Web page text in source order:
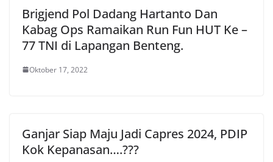
Brigjend Pol Dadang Hartanto Dan
Kabag Ops Ramaikan Run Fun HUT Ke –
77 TNI di Lapangan Benteng.
Oktober 17, 2022
Ganjar Siap Maju Jadi Capres 2024, PDIP
Kok Kepanasan….???